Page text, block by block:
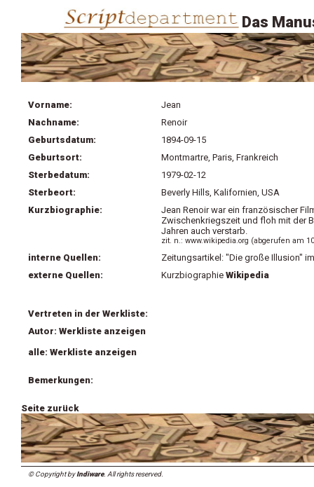
Das
Vorname:
Jean
Nachname:
Renoir
Geburtsdatum:
1894-09-15
Geburtsort:
Montmartre, Paris, Frankreich
Sterbedatum:
1979-02-12
Sterbeort:
Beverly Hills, Kalifornien, USA
Kurzbiographie:
Jean Renoir war ein französischer
Zwischenkriegszeit und floh mit der
Jahren auch verstarb.
zit. n.: www.wikipedia.org (abgerufen am
interne Quellen:
Zeitungsartikel: "Die große Illusion"
externe Quellen:
Kurzbiographie Wikipedia
Vertreten in der Werkliste:
Autor: Werkliste anzeigen
alle: Werkliste anzeigen
Bemerkungen:
Seite zurück
© Copyright byIndiware. All rights reserved.